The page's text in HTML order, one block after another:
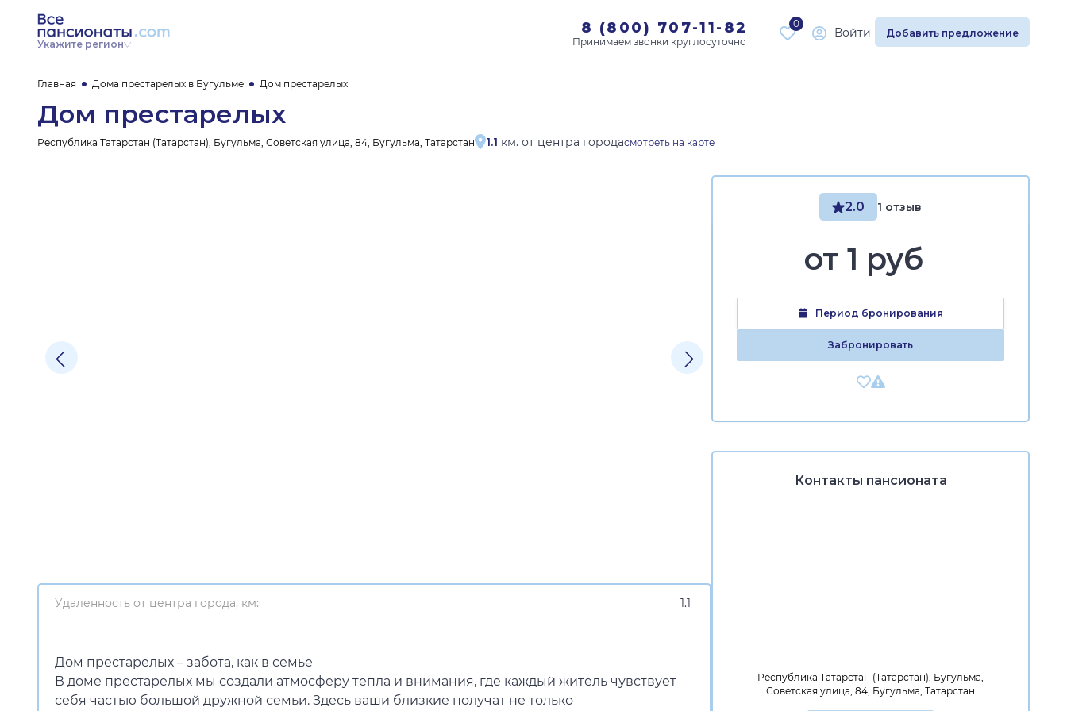
Укажите регион
8 (800) 707-11-82 0
Войти Добавить предложение
Главная Дома престарелых в Бугульме Дом престарелых
Дом престарелых
Республика Татарстан (Татарстан), Бугульма, Советская улица, 84, Бугульма, Татарстан 1.1 км. от центра городасмотреть на карте
Удаленность от центра города, км: 1.1
Дом престарелых – забота, как в семье
В доме престарелых мы создали атмосферу тепла и внимания, где каждый житель чувствует
себя частью большой дружной семьи. Здесь ваши близкие получат не только
2.0 1 отзыв
от 1 руб
Период бронирования
Забронировать
Контакты пансионата
Республика Татарстан (Татарстан), Бугульма,
Советская улица, 84, Бугульма, Татарстан